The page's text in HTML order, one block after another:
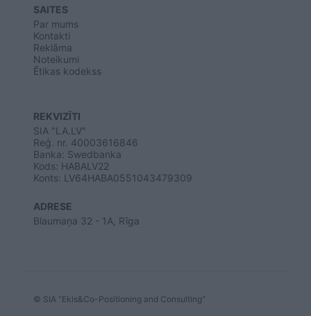
SAITES
Par mums
Kontakti
Reklāma
Noteikumi
Ētikas kodekss
REKVIZĪTI
SIA "LA.LV"
Reģ. nr. 40003616846
Banka: Swedbanka
Kods: HABALV22
Konts: LV64HABA0551043479309
ADRESE
Blaumaņa 32 - 1A, Rīga
© SIA "Ekis&Co-Positioning and Consulting"